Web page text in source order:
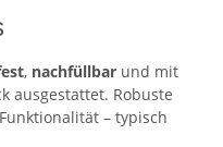
, nachfüllbar und mit
ausgestattet. Robuste
– typisch